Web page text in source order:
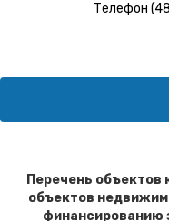
Телефон
Перечень объектов
объектов
финансированию